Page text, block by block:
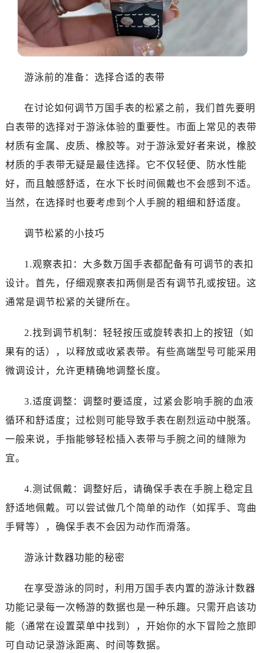
游泳前的准备：选择合适的表带
在讨论如何调节万国手表的松紧之前，我们首先要明
白表带的选择对于游泳体验的重要性。市面上常见的表带
材质有金属、皮质、橡胶等。对于游泳爱好者来说，橡胶
材质的手表带无疑是最佳选择。它不仅轻便、防水性能
好，而且触感舒适，在水下长时间佩戴也不会感到不适。
当然，在选择时也要考虑到个人手腕的粗细和舒适度。
调节松紧的小技巧
1.观察表扣：大多数万国手表都配备有可调节的表扣
设计。首先，仔细观察表扣两侧是否有调节孔或按钮。这
通常是调节松紧的关键所在。
2.找到调节机制：轻轻按压或旋转表扣上的按钮（如
果有的话），以释放或收紧表带。有些高端型号可能采用
微调设计，允许更精确地调整长度。
3.适度调整：调整时要适度，过紧会影响手腕的血液
循环和舒适度；过松则可能导致手表在剧烈运动中脱落。
一般来说，手指能够轻松插入表带与手腕之间的缝隙为
宜。
4.测试佩戴：调整好后，请确保手表在手腕上稳定且
舒适地佩戴。可以尝试做几个简单的动作（如挥手、弯曲
手臂等），确保手表不会因为动作而滑落。
游泳计数器功能的秘密
在享受游泳的同时，利用万国手表内置的游泳计数器
功能记录每一次畅游的数据也是一种乐趣。只需开启该功
能（通常在设置菜单中找到），开始你的水下冒险之旅即
可自动记录游泳距离、时间等数据。